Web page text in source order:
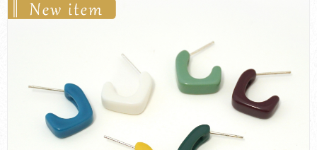
ピアス
お買い物ガイド
会社概要